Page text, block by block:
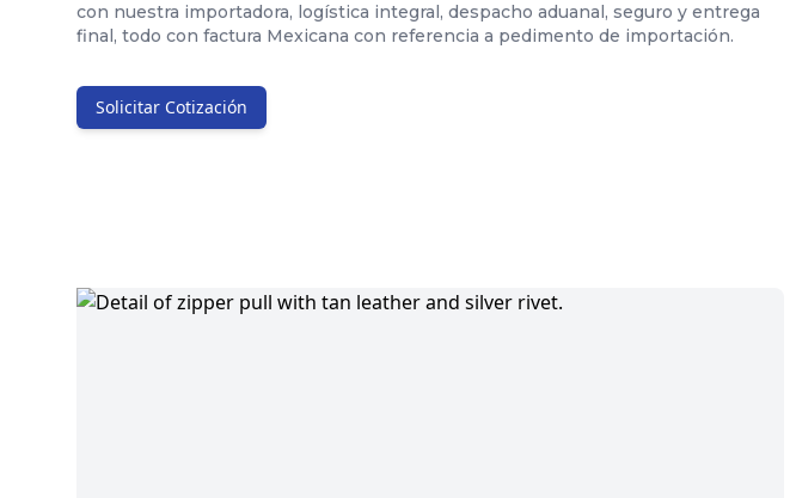
con nuestra importadora, logística integral, despacho aduanal, seguro y entrega
final, todo con factura Mexicana con referencia a pedimento de importación.
Solicitar Cotización